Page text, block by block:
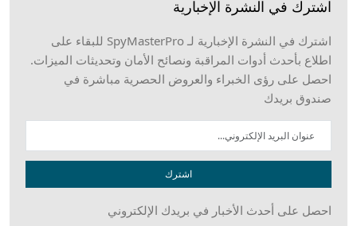
اشترك في النشرة الإخبارية
اشترك في النشرة الإخبارية لـ SpyMasterPro للبقاء على
اطلاع بأحدث أدوات المراقبة ونصائح الأمان وتحديثات الميزات.
احصل على رؤى الخبراء والعروض الحصرية مباشرة في
صندوق بريدك
اشترك
احصل على أحدث الأخبار في بريدك الإلكتروني